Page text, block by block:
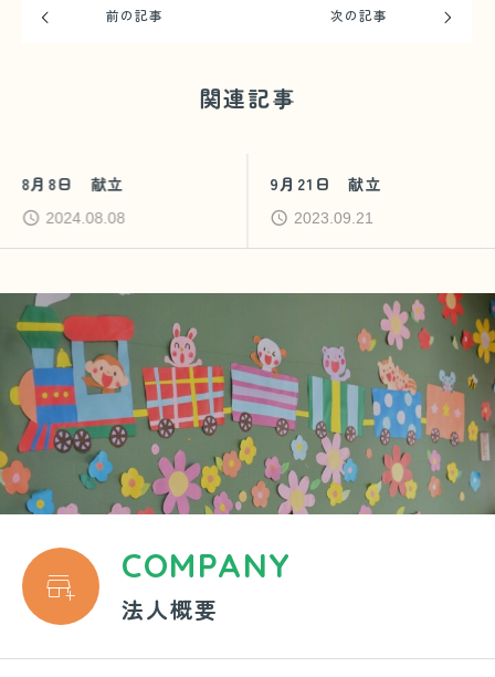
前の記事 次の記事
関連記事
8月8日 献立
2024.08.08
9月21日 献立
2023.09.21
 COMPANY
法人概要